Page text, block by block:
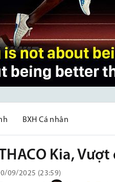
BXH Cá nhân
Kia,
09/2025 (23:59)